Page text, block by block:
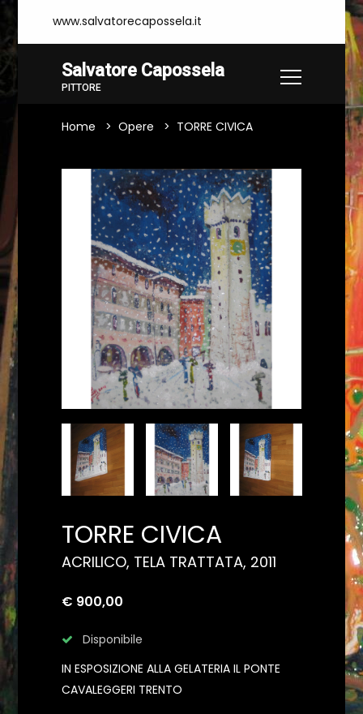
www.salvatorecapossela.it
Salvatore Capossela
PITTORE
Home Opere TORRE CIVICA
TORRE CIVICA
ACRILICO, TELA TRATTATA, 2011
€ 900,00
Disponibile
IN ESPOSIZIONE ALLA GELATERIA IL PONTE
CAVALEGGERI TRENTO